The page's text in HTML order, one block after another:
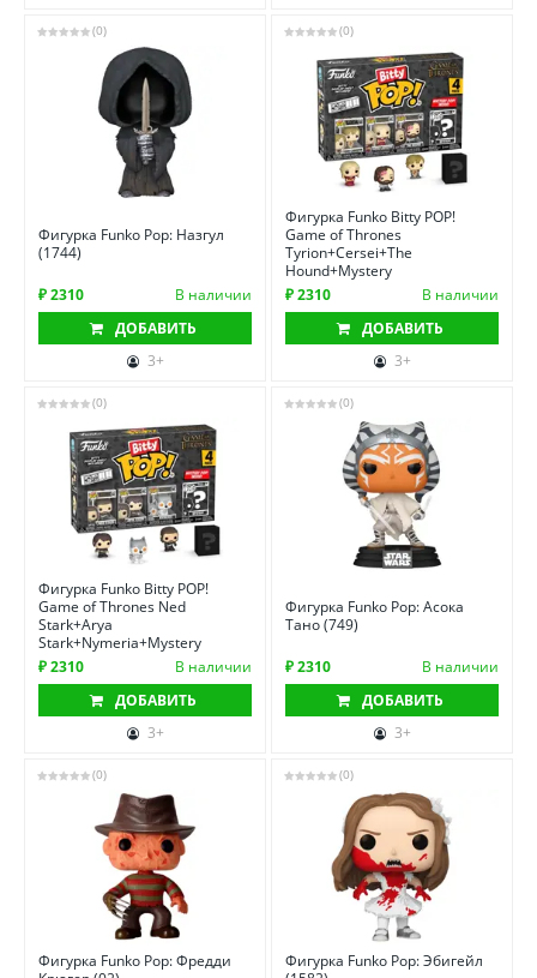
(0)
Фигурка Funko Pop: Назгул
(1744)
₽ 2310
В наличии
ДОБАВИТЬ
3+
(0)
Фигурка Funko Bitty POP!
Game of Thrones
Tyrion+Cersei+The
Hound+Mystery
₽ 2310
В наличии
ДОБАВИТЬ
3+
(0)
Фигурка Funko Bitty POP!
Game of Thrones Ned
Stark+Arya
Stark+Nymeria+Mystery
₽ 2310
В наличии
ДОБАВИТЬ
3+
(0)
Фигурка Funko Pop: Асока
Тано (749)
₽ 2310
В наличии
ДОБАВИТЬ
3+
(0)
Фигурка Funko Pop: Фредди
(0)
Фигурка Funko Pop: Эбигейл